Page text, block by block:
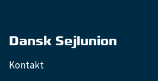
Dansk Sejlunion
Kontakt